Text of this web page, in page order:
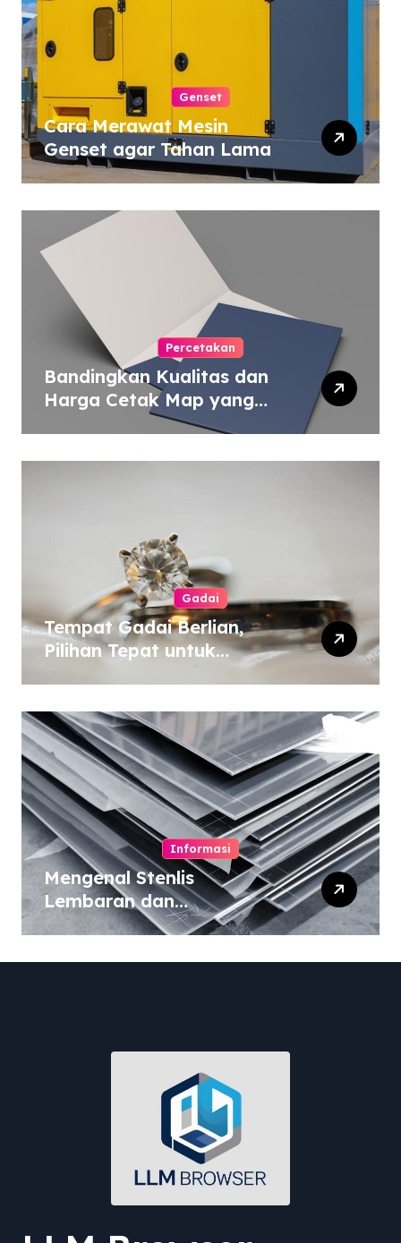
Genset
Cara Merawat Mesin
Genset agar Tahan Lama
Percetakan
Bandingkan Kualitas dan
Harga Cetak Map yang
Murah atau Mahal
Gadai
Tempat Gadai Berlian,
Pilihan Tepat untuk
Informasi
Mengenal Stenlis
Lembaran dan
Komposisinya